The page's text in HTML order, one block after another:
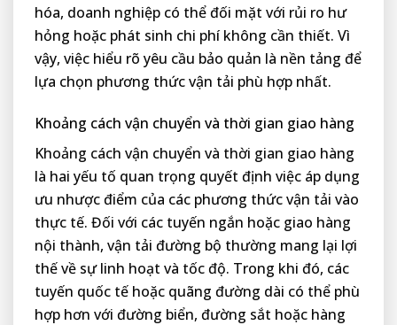
hóa, doanh nghiệp có thể đối mặt với rủi ro hư
hỏng hoặc phát sinh chi phí không cần thiết. Vì
vậy, việc hiểu rõ yêu cầu bảo quản là nền tảng để
lựa chọn phương thức vận tải phù hợp nhất.
Khoảng cách vận chuyển và thời gian giao hàng
Khoảng cách vận chuyển và thời gian giao hàng
là hai yếu tố quan trọng quyết định việc áp dụng
ưu nhược điểm của các phương thức vận tải vào
thực tế. Đối với các tuyến ngắn hoặc giao hàng
nội thành, vận tải đường bộ thường mang lại lợi
thế về sự linh hoạt và tốc độ. Trong khi đó, các
tuyến quốc tế hoặc quãng đường dài có thể phù
hợp hơn với đường biển, đường sắt hoặc hàng